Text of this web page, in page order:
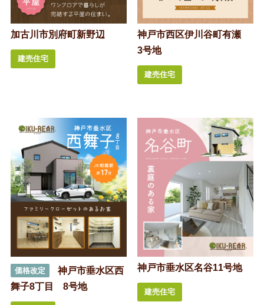
加古川市別府町新野辺
建売住宅
神戸市西区伊川谷町有瀬
3号地
建売住宅
価格改定
神戸市垂水区西
舞子8丁目 8号地
神戸市垂水区名谷11号地
建売住宅